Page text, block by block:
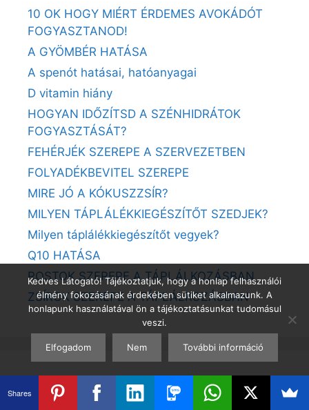
10 OK HOGY MIÉRT ÉRDEMES AVOKÁDÓT
FOGYASZTANOD!
A GYÖMBÉR HATÁSA
A spenót hatásai, hatóanyagai
D vitamin hiány
HOGYAN IDŐZÍTSD A SZÉNHIDRÁTOK
FOGYASZTÁSÁT?
FEHÉRJÉK SZEREPE A SZERVEZETBEN
FOLYADÉKBEVITEL SZEREPE
MIRE JÓ A KÓKUSZZSÍR?
MILYEN TÁPLÁLÉKKIEGÉSZÍTŐT SZEDJEK?
Milyen táplálékkiegészítőt vegyek?
Q10 HATÁSA
ROSTOK SZEREPE A TÁPLÁLKOZÁSBAN
ZSÍROK SZEREPE A TÁPLÁLKOZÁSBAN
Fogyókúra, fogyás tippek
Kedves Látogató! Tájékoztatjuk, hogy a honlap felhasználói
élmény fokozásának érdekében sütiket alkalmazunk. A
honlapunk használatával ön a tájékoztatásunkat tudomásul
veszi.
Elfogadom Nem További információ
Shares